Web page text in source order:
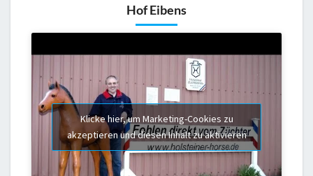
Hof Eibens
Klicke hier, um Marketing-Cookies zu
akzeptieren und diesen Inhalt zu aktivieren